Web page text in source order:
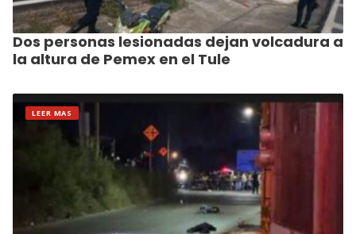
Dos personas lesionadas dejan volcadura a
la altura de Pemex en el Tule
LEER MAS